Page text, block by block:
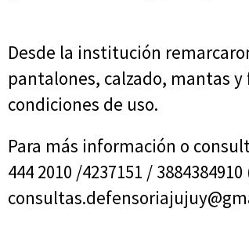
Desde la institución
pantalones, calzado, mantas
condiciones de uso.
Para más información o
444 2010 /4237151 /